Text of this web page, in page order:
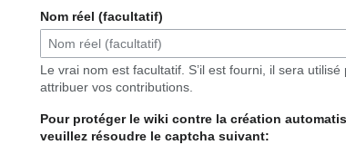
Nom réel (facultatif)
Le vrai nom est facultatif. S’il est fourni, il sera utilisé
attribuer vos contributions.
Pour protéger le wiki contre la création
veuillez résoudre le captcha suivant: